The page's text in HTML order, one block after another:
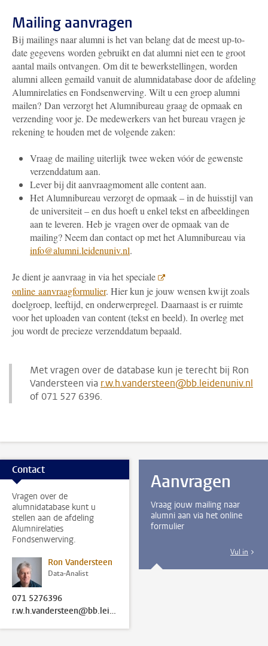
Mailing aanvragen
Bij mailings naar alumni is het van belang dat de meest up-to-
date gegevens worden gebruikt en dat alumni niet een te groot
aantal mails ontvangen. Om dit te bewerkstellingen, worden
alumni alleen gemaild vanuit de alumnidatabase door de afdeling
Alumnirelaties en Fondsenwerving. Wilt u een groep alumni
mailen? Dan verzorgt het Alumnibureau graag de opmaak en
verzending voor je. De medewerkers van het bureau vragen je
rekening te houden met de volgende zaken:
Vraag de mailing uiterlijk twee weken vóór de gewenste
verzenddatum aan.
Lever bij dit aanvraagmoment alle content aan.
Het Alumnibureau verzorgt de opmaak – in de huisstijl van
de universiteit – en dus hoeft u enkel tekst en afbeeldingen
aan te leveren. Heb je vragen over de opmaak van de
mailing? Neem dan contact op met het Alumnibureau via
info@alumni.leidenuniv.nl.
Je dient je aanvraag in via het speciale
online aanvraagformulier. Hier kun je jouw wensen kwijt zoals
doelgroep, leeftijd, en onderwerpregel. Daarnaast is er ruimte
voor het uploaden van content (tekst en beeld). In overleg met
jou wordt de precieze verzenddatum bepaald.
Met vragen over de database kun je terecht bij Ron
Vandersteen via r.w.h.vandersteen@bb.leidenuniv.nl
of 071 527 6396.
Contact
Vragen over de
alumnidatabase kunt u
stellen aan de afdeling
Alumnirelaties
Fondsenwerving.
Ron Vandersteen
Data-Analist
071 5276396
r.w.h.vandersteen@bb.leidenuniv.nl
Aanvragen
Vraag jouw mailing naar
alumni aan via het online
formulier
Vul in